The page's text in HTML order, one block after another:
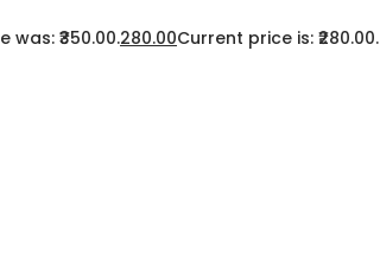
was: ₹350.00.280.00Current price is: ₹280.00.